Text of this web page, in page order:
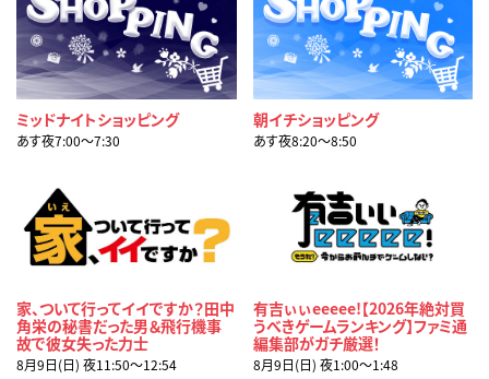
ミッドナイトショッピング
あす夜7:00〜7:30
朝イチショッピング
あす夜8:20〜8:50
家、ついて行ってイイですか？田中
角栄の秘書だった男＆飛行機事
故で彼女失った力士
8月9日(日) 夜11:50〜12:54
有吉ぃぃeeeee!【2026年絶対買
うべきゲームランキング】ファミ通
編集部がガチ厳選！
8月9日(日) 夜1:00〜1:48